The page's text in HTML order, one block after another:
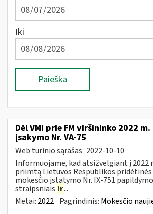
Iki
Paieška
Dėl VMI prie FM viršininko 2022
įsakymo Nr. VA-75
Web turinio sąrašas 2022-10-10
Informuojame, kad atsižvelgiant į 2022
priimtą Lietuvos Respublikos pridėtinės
mokesčio įstatymo Nr. IX-751 papildymo
straipsniais ir...
Metai: 2022 Pagrindinis: Mokesčio